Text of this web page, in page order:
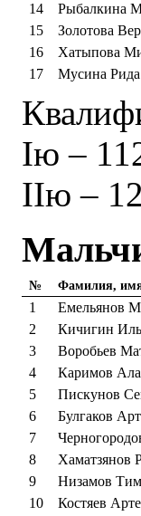
14
Рыбалкина
15
Золотова
16
Хатыпова
17
Мусина Рида
Iю –
IIю –
№ Фамилия,
1 Емельянов
2
Кичигин
3
Воробьев
4
Каримов
5
Пискунов
6
Булгаков
7
8
Хаматзянов
9
Низамов
10
Костяев